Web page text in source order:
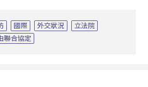
國際 外交狀況
立法院
聯合協定